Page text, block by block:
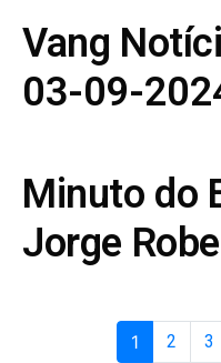
Vang
03-09-
Minuto do
Jorge
1 2 3